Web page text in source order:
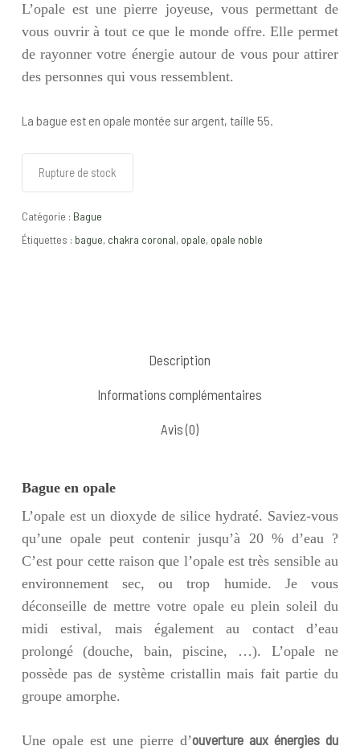
L’opale est une pierre joyeuse, vous permettant de
vous ouvrir à tout ce que le monde offre. Elle permet
de rayonner votre énergie autour de vous pour attirer
des personnes qui vous ressemblent.
La bague est en opale montée sur argent, taille 55.
Rupture de stock
Catégorie : Bague
Étiquettes : bague, chakra coronal, opale, opale noble
Description
Informations complémentaires
Avis (0)
Bague en opale
L’opale est un dioxyde de silice hydraté. Saviez-vous
qu’une opale peut contenir jusqu’à 20 % d’eau ?
C’est pour cette raison que l’opale est très sensible au
environnement sec, ou trop humide. Je vous
déconseille de mettre votre opale eu plein soleil du
midi estival, mais également au contact d’eau
prolongé (douche, bain, piscine, …). L’opale ne
possède pas de système cristallin mais fait partie du
groupe amorphe.
Une opale est une pierre d’ouverture aux énergies du